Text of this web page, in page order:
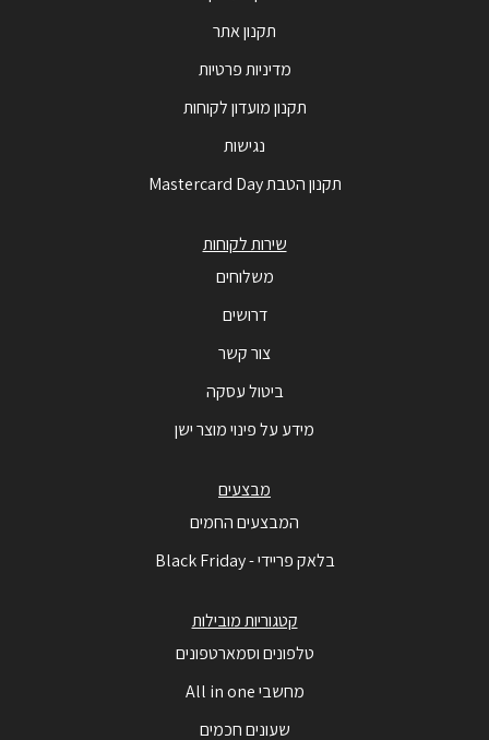
תקנון אתר
מדיניות פרטיות
תקנון מועדון לקוחות
נגישות
תקנון הטבת Mastercard Day
שירות לקוחות
משלוחים
דרושים
צור קשר
ביטול עסקה
מידע על פינוי מוצר ישן
מבצעים
המבצעים החמים
בלאק פריידי - Black Friday
קטגוריות מובילות
טלפונים וסמארטפונים
מחשבי All in one
שעונים חכמים